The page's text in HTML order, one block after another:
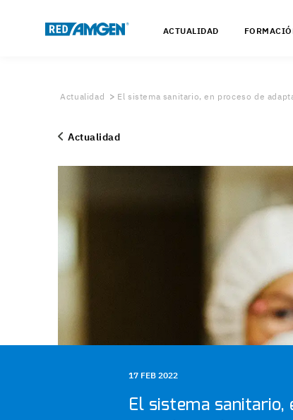
ACTUALIDAD
Actualidad El sistema sanitario, en proceso de
Actualidad
17 FEB 2022
El sistema sanitario,